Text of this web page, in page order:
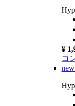
¥
コ
new